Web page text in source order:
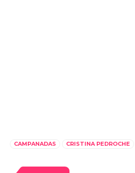
CAMPANADAS CRISTINA PEDROCHE